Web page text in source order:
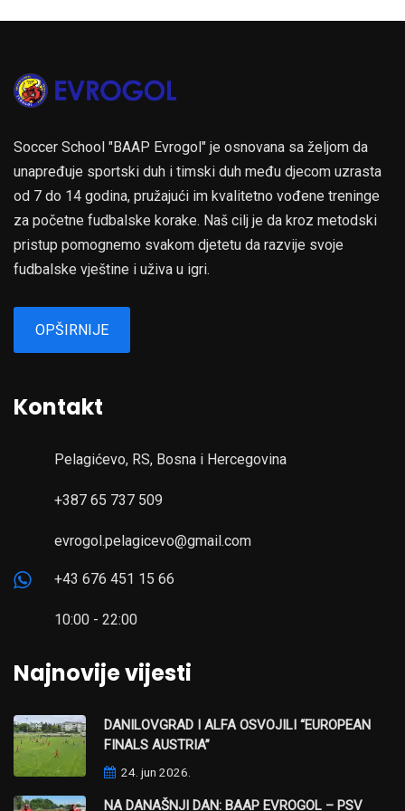
Soccer School "BAAP Evrogol" je osnovana sa željom da
unapređuje sportski duh i timski duh među djecom uzrasta
od 7 do 14 godina, pružajući im kvalitetno vođene treninge
za početne fudbalske korake. Naš cilj je da kroz metodski
pristup pomognemo svakom djetetu da razvije svoje
fudbalske vještine i uživa u igri.
OPŠIRNIJE
Kontakt
Pelagićevo, RS, Bosna i Hercegovina
+387 65 737 509
evrogol.pelagicevo@gmail.com
+43 676 451 15 66
10:00 - 22:00
Najnovije vijesti
DANILOVGRAD I ALFA OSVOJILI “EUROPEAN
FINALS AUSTRIA”
24. jun 2026.
NA DANAŠNJI DAN: BAAP EVROGOL – PSV